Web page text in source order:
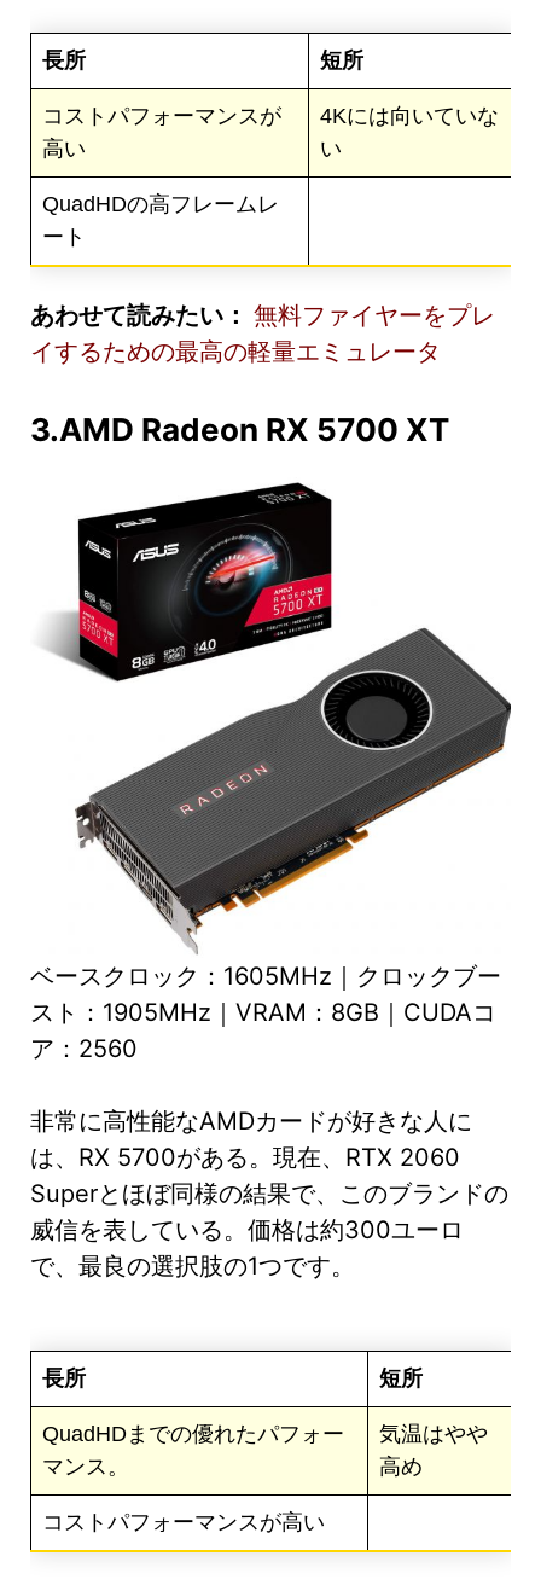
長所 短所
コストパフォーマンスが
高い
4Kには向いていな
い
QuadHDの高フレームレ
ート
あわせて読みたい： 無料ファイヤーをプレ
イするための最高の軽量エミュレータ
3.AMD Radeon RX 5700 XT
ベースクロック：1605MHz｜クロックブー
スト：1905MHz｜VRAM：8GB｜CUDAコ
ア：2560
非常に高性能なAMDカードが好きな人に
は、RX 5700がある。現在、RTX 2060
Superとほぼ同様の結果で、このブランドの
威信を表している。価格は約300ユーロ
で、最良の選択肢の1つです。
長所 短所
QuadHDまでの優れたパフォー
マンス。
気温はやや
高め
コストパフォーマンスが高い